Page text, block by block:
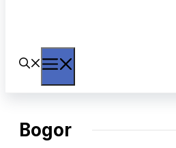
Bogor